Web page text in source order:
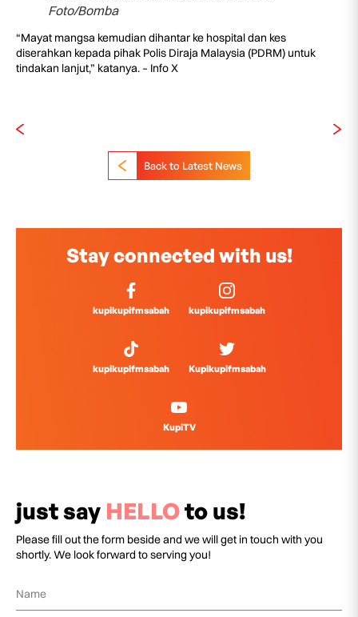
Foto/Bomba
“Mayat mangsa kemudian dihantar ke hospital dan kes
diserahkan kepada pihak Polis Diraja Malaysia (PDRM) untuk
tindakan lanjut,” katanya. – Info X
Back to Latest News
Stay connected with us!
kupikupifmsabah kupikupifmsabah
kupikupifmsabah Kupikupifmsabah
KupiTV
just say HELLOto us!
Please fill out the form beside and we will get in touch with you
shortly. We look forward to serving you!